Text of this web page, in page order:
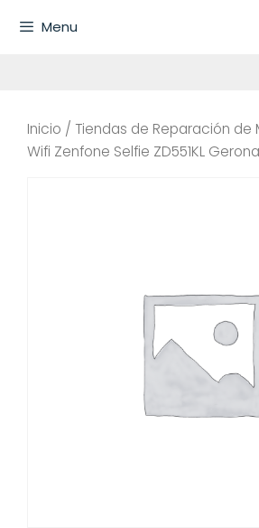
Menu
Inicio / Tiendas de Reparación de
Wifi Zenfone Selfie ZD551KL Gerona